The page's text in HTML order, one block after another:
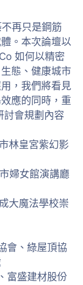
再只是鋼筋
。本次論壇以
如何以精密
態、健康城市
，我們將看見
應的同時，重
討會規劃內容
林皇宮紫幻影
婦女館演講廳
大魔法學校崇
會、綠屋頂協
富盛建材股份